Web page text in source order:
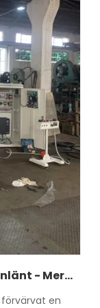
Ny 315ton stämplingsmaskin anlänt - Merid
en